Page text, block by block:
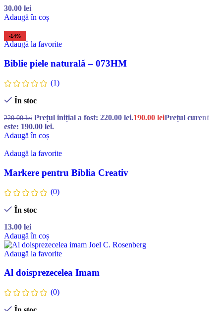
30.00 lei
Adaugă în coș
-14%
Adaugă la favorite
Biblie piele naturală – 073HM
(1)
În stoc
220.00lei Prețul inițial a fost: 220.00 lei.190.00 leiPrețul curent
este: 190.00 lei.
Adaugă în coș
Adaugă la favorite
Markere pentru Biblia Creativ
(0)
În stoc
13.00 lei
Adaugă în coș
Adaugă la favorite
Al doisprezecelea Imam
(0)